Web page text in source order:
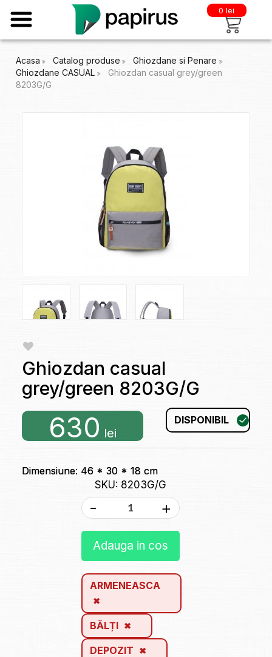
0 lei
Acasa Catalog produse
Ghiozdane si Penare
Ghiozdane CASUAL
Ghiozdan casual grey/green
8203G/G
Ghiozdan casual
grey/green 8203G/G
630 lei
DISPONIBIL
Dimensiune: 46 * 30 * 18 cm
SKU: 8203G/G
- +
Adauga in cos
ARMENEASCA
BĂLȚI
DEPOZIT